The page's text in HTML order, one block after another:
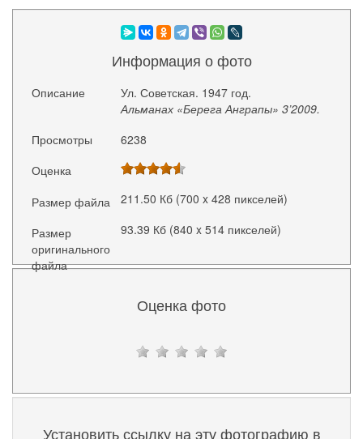
Информация о фото
Описание
Ул. Советская. 1947 год.
Альманах «Берега Анграпы» 3’2009.
Просмотры
6238
Оценка
Размер файла
211.50 Кб (700 x 428 пикселей)
Размер
оригинального
файла
93.39 Кб (840 x 514 пикселей)
Оценка фото
Установить ссылку на эту фотографию в